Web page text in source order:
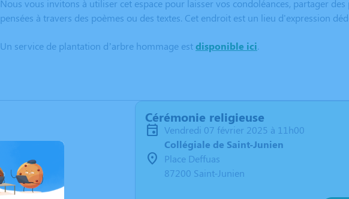
Nous vous invitons à utiliser cet espace pour laisser vos condoléances, partager
pensées à travers des poèmes ou des textes. Cet endroit est un lieu d'expression
Un service de plantation d’arbre hommage estdisponible ici.
Cérémonie religieuse
vendredi 07 février 2025 à 11h00
Collégiale de Saint-Junien
Place Deffuas
87200 Saint-Junien